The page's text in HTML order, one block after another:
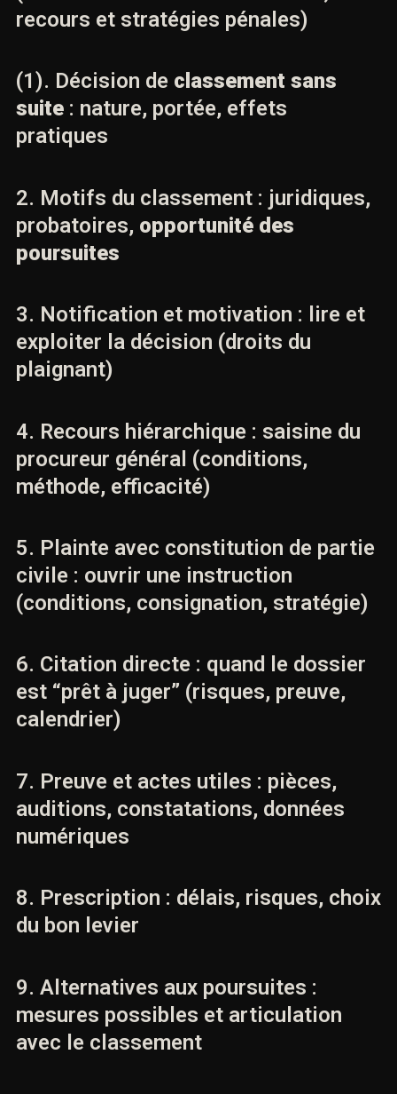
parquet fondée sur l’article 40-1 CPP, et doit être
alternatives, ou classement. (Légifrance)
Il ouvre des voies d’action structurées : recours
hiérarchique
constitution de partie civile
La clé, en pratique, n’est pas de “contester” en
termes généraux, mais de construire une réponse
juridiquement exacte
l’approche du Cabinet ACI, avocat pénaliste à
Paris.
(Classement sans suite : motifs,
recours et stratégies pénales)
(1). Décision declassement sans
suite: nature, portée, effets
pratiques
2. Motifs du classement :
juridiques, probatoires,opportunité
des poursuites
3. Notification et motivation : lire et
exploiter la décision (droits du
plaignant)
4. Recours hiérarchique : saisine du
procureur général (conditions,
5. Plainte avec constitution de
partie civile : ouvrir une instruction